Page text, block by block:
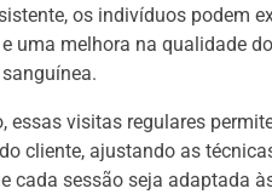
os indivíduos podem
uma melhora na qualidade
essas visitas regulares
cliente, ajustando as
cada sessão seja adaptada